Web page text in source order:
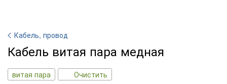
Кабель, провод
Кабель витая пара медная
витая пара Очистить